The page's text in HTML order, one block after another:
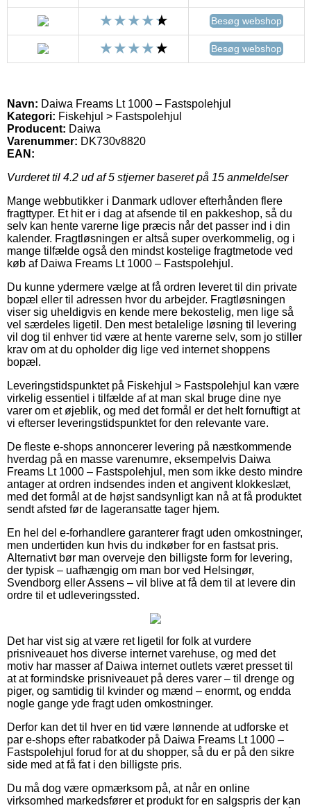
Besøg webshop
Besøg webshop
Navn: Daiwa Freams Lt 1000 – Fastspolehjul
Kategori: Fiskehjul > Fastspolehjul
Producent: Daiwa
Varenummer: DK730v8820
EAN:
Vurderet til 4.2 ud af 5 stjerner baseret på 15 anmeldelser
Mange webbutikker i Danmark udlover efterhånden flere
fragttyper. Et hit er i dag at afsende til en pakkeshop, så du
selv kan hente varerne lige præcis når det passer ind i din
kalender. Fragtløsningen er altså super overkommelig, og i
mange tilfælde også den mindst kostelige fragtmetode ved
køb af Daiwa Freams Lt 1000 – Fastspolehjul.
Du kunne ydermere vælge at få ordren leveret til din private
bopæl eller til adressen hvor du arbejder. Fragtløsningen
viser sig uheldigvis en kende mere bekostelig, men lige så
vel særdeles ligetil. Den mest betalelige løsning til levering
vil dog til enhver tid være at hente varerne selv, som jo stiller
krav om at du opholder dig lige ved internet shoppens
bopæl.
Leveringstidspunktet på Fiskehjul > Fastspolehjul kan være
virkelig essentiel i tilfælde af at man skal bruge dine nye
varer om et øjeblik, og med det formål er det helt fornuftigt at
vi efterser leveringstidspunktet for den relevante vare.
De fleste e-shops annoncerer levering på næstkommende
hverdag på en masse varenumre, eksempelvis Daiwa
Freams Lt 1000 – Fastspolehjul, men som ikke desto mindre
antager at ordren indsendes inden et angivent klokkeslæt,
med det formål at de højst sandsynligt kan nå at få produktet
sendt afsted før de lageransatte tager hjem.
En hel del e-forhandlere garanterer fragt uden omkostninger,
men undertiden kun hvis du indkøber for en fastsat pris.
Alternativt bør man overveje den billigste form for levering,
der typisk – uafhængig om man bor ved Helsingør,
Svendborg eller Assens – vil blive at få dem til at levere din
ordre til et udleveringssted.
Det har vist sig at være ret ligetil for folk at vurdere
prisniveauet hos diverse internet varehuse, og med det
motiv har masser af Daiwa internet outlets været presset til
at at formindske prisniveauet på deres varer – til drenge og
piger, og samtidig til kvinder og mænd – enormt, og endda
nogle gange yde fragt uden omkostninger.
Derfor kan det til hver en tid være lønnende at udforske et
par e-shops efter rabatkoder på Daiwa Freams Lt 1000 –
Fastspolehjul forud for at du shopper, så du er på den sikre
side med at få fat i den billigste pris.
Du må dog være opmærksom på, at når en online
virksomhed markedsfører et produkt for en salgspris der kan